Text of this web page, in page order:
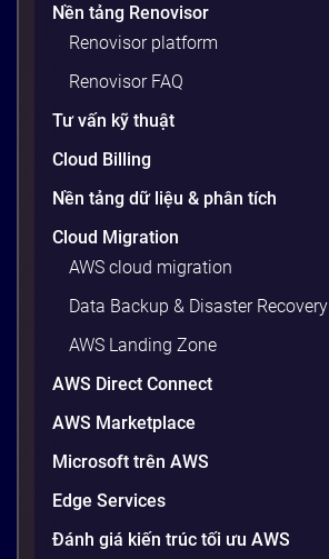
Nền tảng Renovisor
Renovisor platform
Renovisor FAQ
Tư vấn kỹ thuật
Cloud Billing
Nền tảng dữ liệu & phân tích
Cloud Migration
AWS cloud migration
Data Backup & Disaster Recovery
AWS Landing Zone
AWS Direct Connect
AWS Marketplace
Microsoft trên AWS
Edge Services
Đánh giá kiến trúc tối ưu AWS